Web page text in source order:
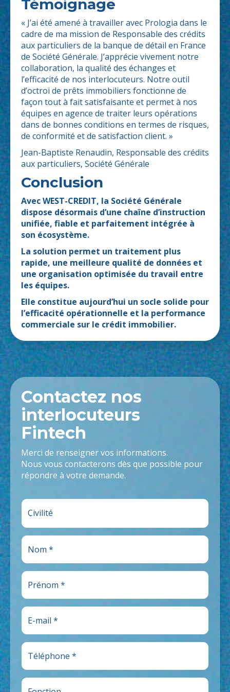
Témoignage
« J’ai été amené à travailler avec Prologia dans le
cadre de ma mission de Responsable des crédits
aux particuliers de la banque de détail en France
de Société Générale. J’apprécie vivement notre
collaboration, la qualité des échanges et
l’efficacité de nos interlocuteurs. Notre outil
d’octroi de prêts immobiliers fonctionne de
façon tout à fait satisfaisante et permet à nos
équipes en agence de traiter leurs opérations
dans de bonnes conditions en termes de risques,
de conformité et de satisfaction client. »
Jean-Baptiste Renaudin, Responsable des crédits
aux particuliers, Société Générale
Conclusion
Avec WEST-CREDIT, la Société Générale
dispose désormais d’une chaîne d’instruction
unifiée, fiable et parfaitement intégrée à
son écosystème.
La solution permet un traitement plus
rapide, une meilleure qualité de données et
une organisation optimisée du travail entre
les équipes.
Elle constitue aujourd’hui un socle solide pour
l’efficacité opérationnelle et la performance
commerciale sur le crédit immobilier.
Contactez nos
interlocuteurs
Fintech
Merci de renseigner vos informations.
Nous vous contacterons dès que possible pour
répondre à votre demande.
Civilité
Nom *
Prénom *
*
c
o
c
h
E-mail *
Téléphone *